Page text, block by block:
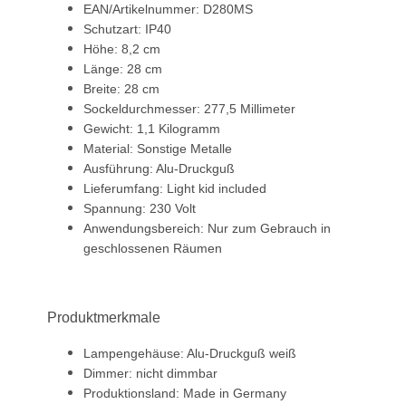
EAN/Artikelnummer: D280MS
Schutzart: IP40
Höhe: 8,2 cm
Länge: 28 cm
Breite: 28 cm
Sockeldurchmesser: 277,5 Millimeter
Gewicht: 1,1 Kilogramm
Material: Sonstige Metalle
Ausführung: Alu-Druckguß
Lieferumfang: Light kid included
Spannung: 230 Volt
Anwendungsbereich: Nur zum Gebrauch in
geschlossenen Räumen
Produktmerkmale
Lampengehäuse: Alu-Druckguß weiß
Dimmer: nicht dimmbar
Produktionsland: Made in Germany